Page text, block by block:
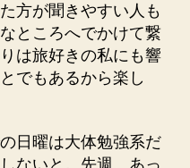
方が聞きやすい人も
ところへでかけて繋
は旅好きの私にも響
でもあるから楽し
日曜は大体勉強系だ
ないと。先週、あっ